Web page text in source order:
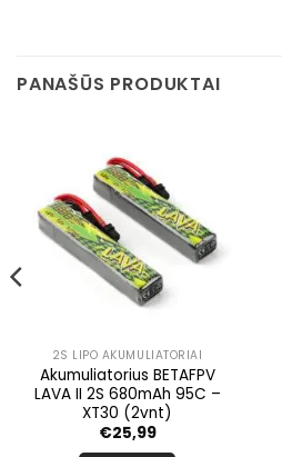
PANAŠŪS PRODUKTAI
2S LIPO AKUMULIATORIAI
Akumuliatorius BETAFPV
LAVA II 2S 680mAh 95C –
XT30 (2vnt)
€25,99